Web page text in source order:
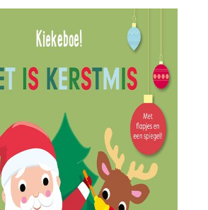
*
om contact op te nemen, in